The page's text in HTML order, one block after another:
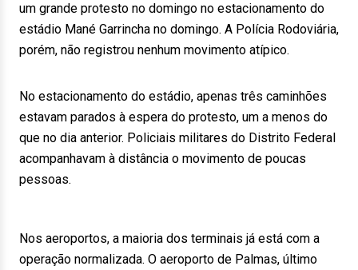
um grande protesto no domingo no estacionamento do
estádio Mané Garrincha no domingo. A Polícia Rodoviária,
porém, não registrou nenhum movimento atípico.
No estacionamento do estádio, apenas três caminhões
estavam parados à espera do protesto, um a menos do
que no dia anterior. Policiais militares do Distrito Federal
acompanhavam à distância o movimento de poucas
pessoas.
Nos aeroportos, a maioria dos terminais já está com a
operação normalizada. O aeroporto de Palmas, último